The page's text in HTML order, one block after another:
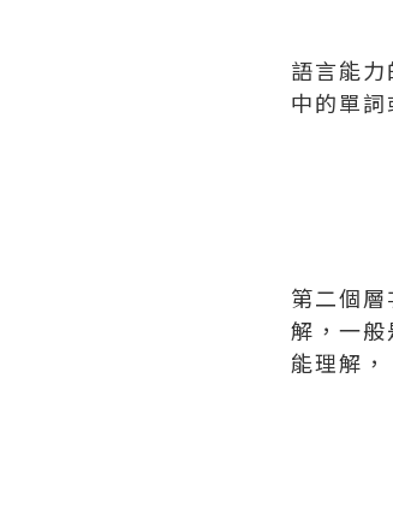
語言能
中的單
第二個
解，一
能理解，